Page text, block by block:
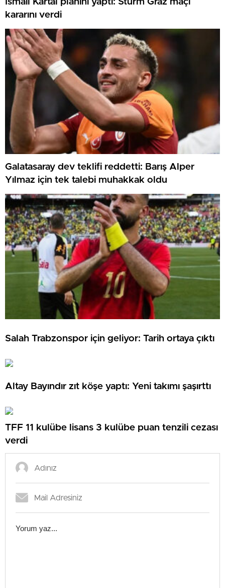
kararını verdi
Galatasaray dev teklifi reddetti: Barış Alper
Yılmaz için tek talebi muhakkak oldu
Salah Trabzonspor için geliyor: Tarih ortaya çıktı
Altay Bayındır zıt köşe yaptı: Yeni takımı şaşırttı
TFF 11 kulübe lisans 3 kulübe puan tenzili cezası
verdi